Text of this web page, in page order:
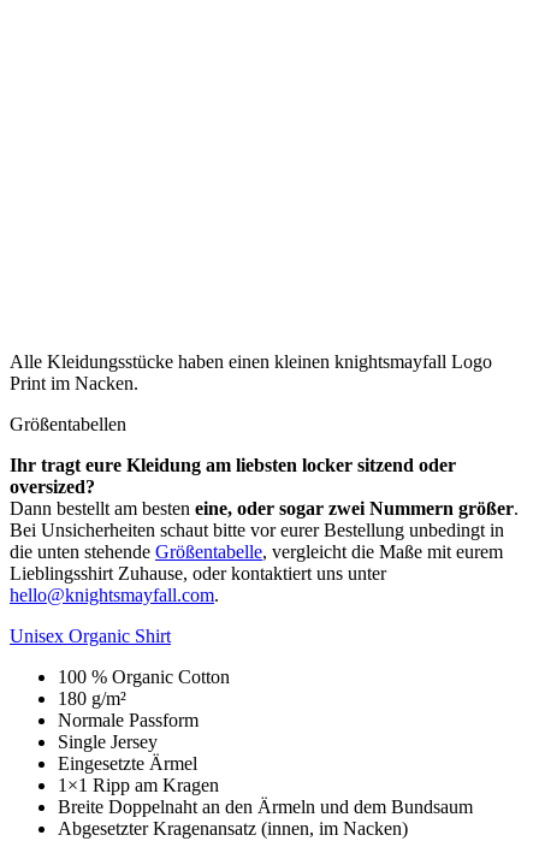
Alle Kleidungsstücke haben einen kleinen knightsmayfall Logo
Print im Nacken.
Größentabellen
Ihr tragt eure Kleidung am liebsten locker sitzend oder
oversized?
Dann bestellt am besten eine, oder sogar zwei Nummern größer.
Bei Unsicherheiten schaut bitte vor eurer Bestellung unbedingt in
die unten stehende Größentabelle, vergleicht die Maße mit eurem
Lieblingsshirt Zuhause, oder kontaktiert uns unter
hello@knightsmayfall.com.
Unisex Organic Shirt
100 % Organic Cotton
180 g/m²
Normale Passform
Single Jersey
Eingesetzte Ärmel
1×1 Ripp am Kragen
Breite Doppelnaht an den Ärmeln und dem Bundsaum
Abgesetzter Kragenansatz (innen, im Nacken)